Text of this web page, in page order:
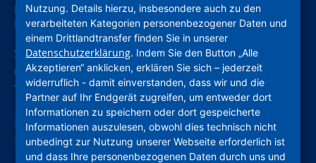
Nassauische Heimstätte Wohnungs- und
Entwicklungsgesellschaft mbH
Schaumainkai 47
60596 Frankfurt am Main
Tel.: 069678674-0
Hinweis: Wegen Umbau geschlossen. Weitere
Informationen.
Nutzung. Details hierzu, insbesondere auch zu den
verarbeiteten Kategorien personenbezogener Daten und
einem Drittlandtransfer finden Sie in unserer
Datenschutzerklärung. Indem Sie den Button „Alle
Akzeptieren“ anklicken, erklären Sie sich – jederzeit
widerruflich - damit einverstanden, dass wir und die
Partner auf Ihr Endgerät zugreifen, um entweder dort
Informationen zu speichern oder dort gespeicherte
Informationen auszulesen, obwohl dies technisch nicht
unbedingt zur Nutzung unserer Webseite erforderlich ist
und dass Ihre personenbezogenen Daten durch uns und